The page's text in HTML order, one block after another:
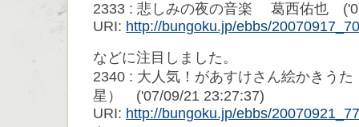
2333 : 悲しみの夜の音楽 葛西佑也
URI: http://bungoku.jp/ebbs/
などに注目しました。
2340 : 大人気！があすけさん絵かきう
星） ('07/09/21 23:27:37)
URI: http://bungoku.jp/ebbs/